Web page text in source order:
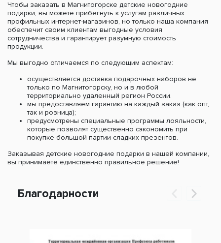
Чтобы заказать в Магнитогорске детские новогодние
подарки, вы можете прибегнуть к услугам различных
профильных интернет-магазинов, но только наша компания
обеспечит своим клиентам выгодные условия
сотрудничества и гарантирует разумную стоимость
продукции.
Мы выгодно отличаемся по следующим аспектам:
осуществляется доставка подарочных наборов не
только по Магнитогорску, но и в любой
территориально удаленный регион России.
мы предоставляем гарантию на каждый заказ (как опт,
так и розница);
предусмотрены специальные программы лояльности,
которые позволят существенно сэкономить при
покупке большой партии сладких презентов.
Заказывая детские новогодние подарки в нашей компании,
вы принимаете единственно правильное решение!
Благодарности